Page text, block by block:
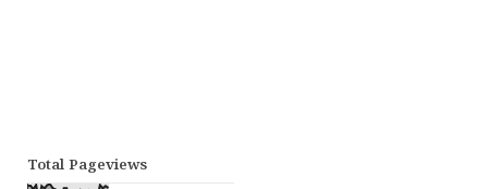
Total Pageviews